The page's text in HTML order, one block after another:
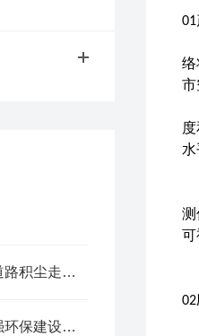
移动溯源，精准治尘：道路积尘走航监测的应用价值
整治扬尘污染现象，增强环保建设水平
01
络
市
水
测
02